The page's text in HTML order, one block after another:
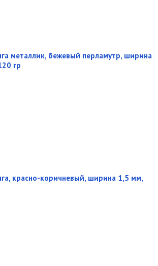
металлик, бежевый перламутр, ширина
гр
красно-коричневый, ширина 1,5 мм,